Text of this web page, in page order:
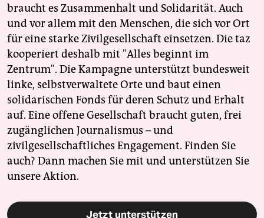
braucht es Zusammenhalt und Solidarität. Auch
und vor allem mit den Menschen, die sich vor Ort
für eine starke Zivilgesellschaft einsetzen. Die taz
kooperiert deshalb mit "Alles beginnt im
Zentrum". Die Kampagne unterstützt bundesweit
linke, selbstverwaltete Orte und baut einen
solidarischen Fonds für deren Schutz und Erhalt
auf. Eine offene Gesellschaft braucht guten, frei
zugänglichen Journalismus – und
zivilgesellschaftliches Engagement. Finden Sie
auch? Dann machen Sie mit und unterstützen Sie
unsere Aktion.
Jetzt unterstützen